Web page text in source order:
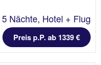
5 Nächte, Hotel + Flug
Preis p.P. ab 1339 €